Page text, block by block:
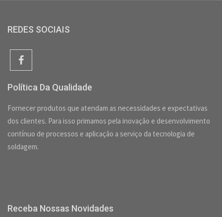
REDES SOCIAIS
Política Da Qualidade
Fornecer produtos que atendam as necessidades e expectativas
dos clientes. Para isso primamos pela inovação e desenvolvimento
contínuo de processos e aplicação a serviço da tecnologia de
soldagem.
Receba Nossas Novidades